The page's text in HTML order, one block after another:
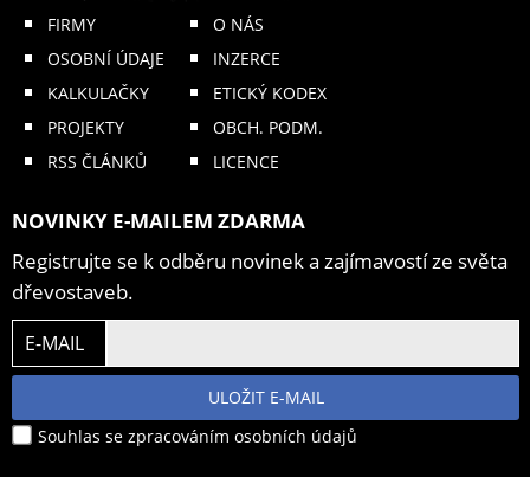
FIRMY
OSOBNÍ ÚDAJE
KALKULAČKY
PROJEKTY
RSS ČLÁNKŮ
O NÁS
INZERCE
ETICKÝ KODEX
OBCH. PODM.
LICENCE
NOVINKY E-MAILEM ZDARMA
Registrujte se k odběru novinek a zajímavostí ze světa
dřevostaveb.
E-MAIL
ULOŽIT E-MAIL
Souhlas se zpracováním osobních údajů